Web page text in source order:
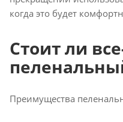
когда это будет
Стоит ли
Преимущества